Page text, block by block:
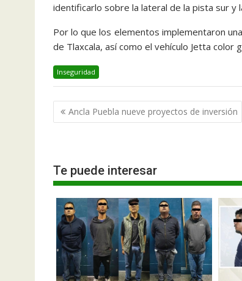
identificarlo sobre la lateral de la pista sur y
Por lo que los elementos implementaron
de Tlaxcala, así como el vehículo Jetta color
Inseguridad
Navegación
de
Ancla Puebla nueve proyectos de inversión
Te puede interesar